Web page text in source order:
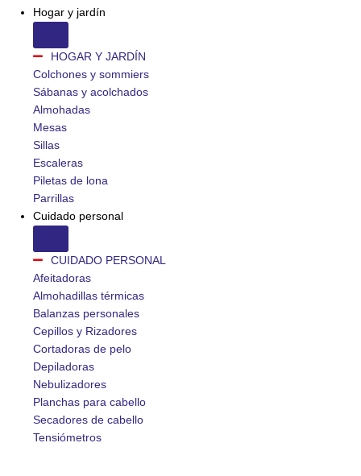
Hogar y jardín
HOGAR Y JARDÍN
Colchones y sommiers
Sábanas y acolchados
Almohadas
Mesas
Sillas
Escaleras
Piletas de lona
Parrillas
Cuidado personal
CUIDADO PERSONAL
Afeitadoras
Almohadillas térmicas
Balanzas personales
Cepillos y Rizadores
Cortadoras de pelo
Depiladoras
Nebulizadores
Planchas para cabello
Secadores de cabello
Tensiómetros